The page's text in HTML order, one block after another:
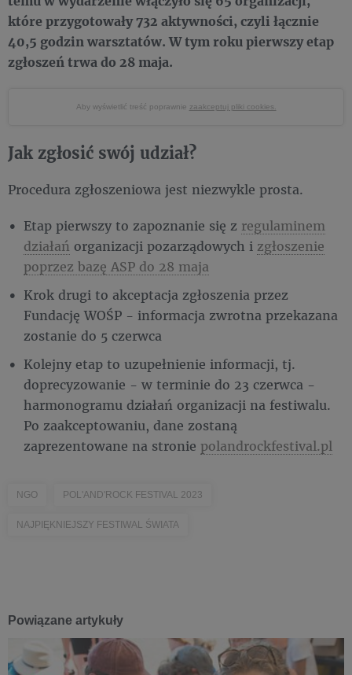
które ​przygotowały 732 aktywności, czyli łącznie
40,5 godzin warsztatów. W tym roku pierwszy etap
zgłoszeń trwa do 28 maja.
Aby wyświetlić treść poprawnie zaakceptuj pliki cookies.
Jak zgłosić swój udział?
Procedura zgłoszeniowa jest niezwykle prosta.
Etap pierwszy to zapoznanie się z regulaminem
działań organizacji pozarządowych i zgłoszenie
poprzez bazę ASP do 28 maja
Krok drugi to akceptacja zgłoszenia przez
Fundację WOŚP - informacja zwrotna przekazana
zostanie do 5 czerwca
Kolejny etap to uzupełnienie informacji, tj.
doprecyzowanie - w terminie do 23 czerwca -
harmonogramu działań organizacji na festiwalu.
Po zaakceptowaniu, dane zostaną
zaprezentowane na stronie polandrockfestival.pl
NGO POL'AND'ROCK FESTIVAL 2023
NAJPIĘKNIEJSZY FESTIWAL ŚWIATA
Powiązane artykuły